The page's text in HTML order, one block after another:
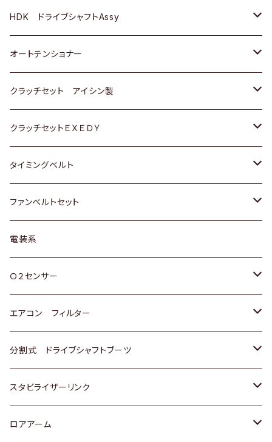
ＢＥＮＺ
スバル
三菱
スバル
マツダ
三菱
スバル
マツダ
三菱
スバル
日産
いすゞ
ダイハツ
マツダ
三菱
スバル
日野
ＢＭＷ
GOLF
ＷＡＧＥＮ
アストロ（シボレー）
クライスラー
ＢＭＷ
ＷＡＧＥＮ
ＶＯＬＶＯ
トヨタ
ホンダ
スズキ
日産
ダイハツ
マツダ
三菱
スバル
HDK ドライブシャフトAssy
スズキ
ダイハツ
日産
ホンダ
マツダ
オートテンショナー
トヨタ
クラッチセット アイシン製
ホンダ
スズキ
ダイハツ
マツダ
三菱
スバル
クラッチセットＥＸＥＤＹ
ホンダ
スズキ
日産
ダイハツ
マツダ
三菱
スバル
タイミングベルト
トヨタ
スズキ
ダイハツ
三菱
スバル
ファンベルトセット
トヨタ
ホンダ
スズキ
日産
いすゞ
ダイハツ
電装系
Ｏ２センサー
トヨタ
ホンダ
スズキ
日産
エアコン フィルター
トヨタ
ホンダ
スズキ
分割式 ドライブシャフトブーツ
トヨタ
ホンダ
スタビライザーリンク
トヨタ
ロアアーム